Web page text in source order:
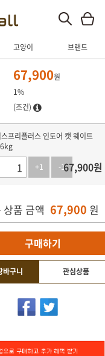
고양이 브랜드
67,900원
1%
(조건)
프리플러스 인도어 캣 웨이트
+1
-167,900원
상품 금액 67,900 원
구매하기
바구니 관심상품